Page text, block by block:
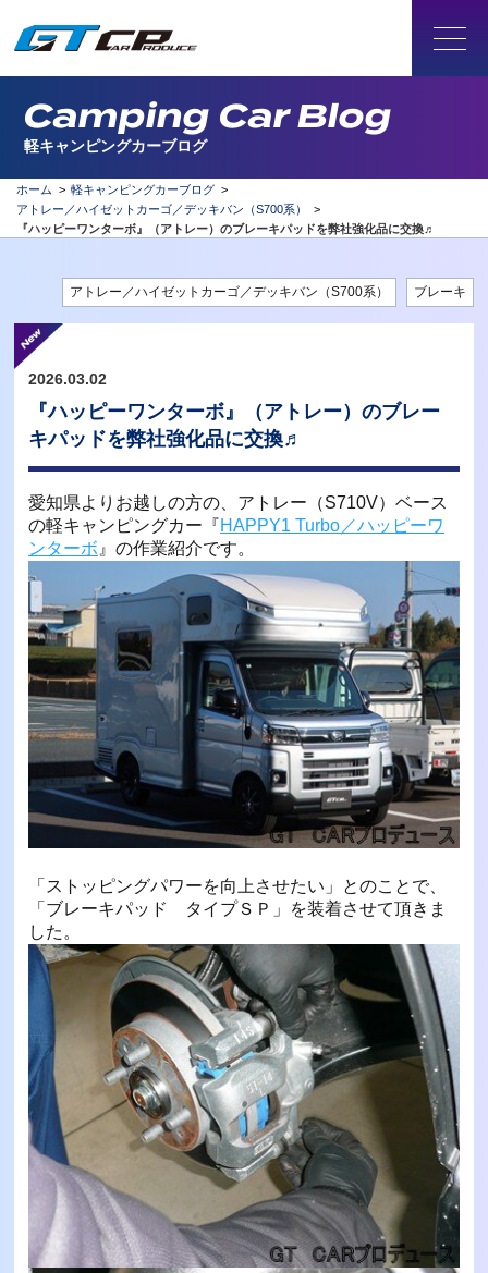
Camping Car Blog
軽キャンピングカーブログ
ホーム > 軽キャンピングカーブログ >
アトレー／ハイゼットカーゴ／デッキバン（S700系）
>
『ハッピーワンターボ』（アトレー）のブレーキパッドを弊社強化品に交換♬
アトレー／ハイゼットカーゴ／デッキバン（S700系） ブレーキ
2026.03.02
『ハッピーワンターボ』（アトレー）のブレー
キパッドを弊社強化品に交換♬
愛知県よりお越しの方の、アトレー（S710V）ベース
の軽キャンピングカー『HAPPY1 Turbo／ハッピーワ
ンターボ 』の作業紹介です。
「ストッピングパワーを向上させたい」とのことで、
「ブレーキパッド タイプＳＰ」を装着させて頂きま
した。